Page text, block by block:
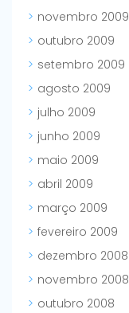
novembro 2009
outubro 2009
setembro 2009
agosto 2009
julho 2009
junho 2009
maio 2009
abril 2009
março 2009
fevereiro 2009
dezembro 2008
novembro 2008
outubro 2008